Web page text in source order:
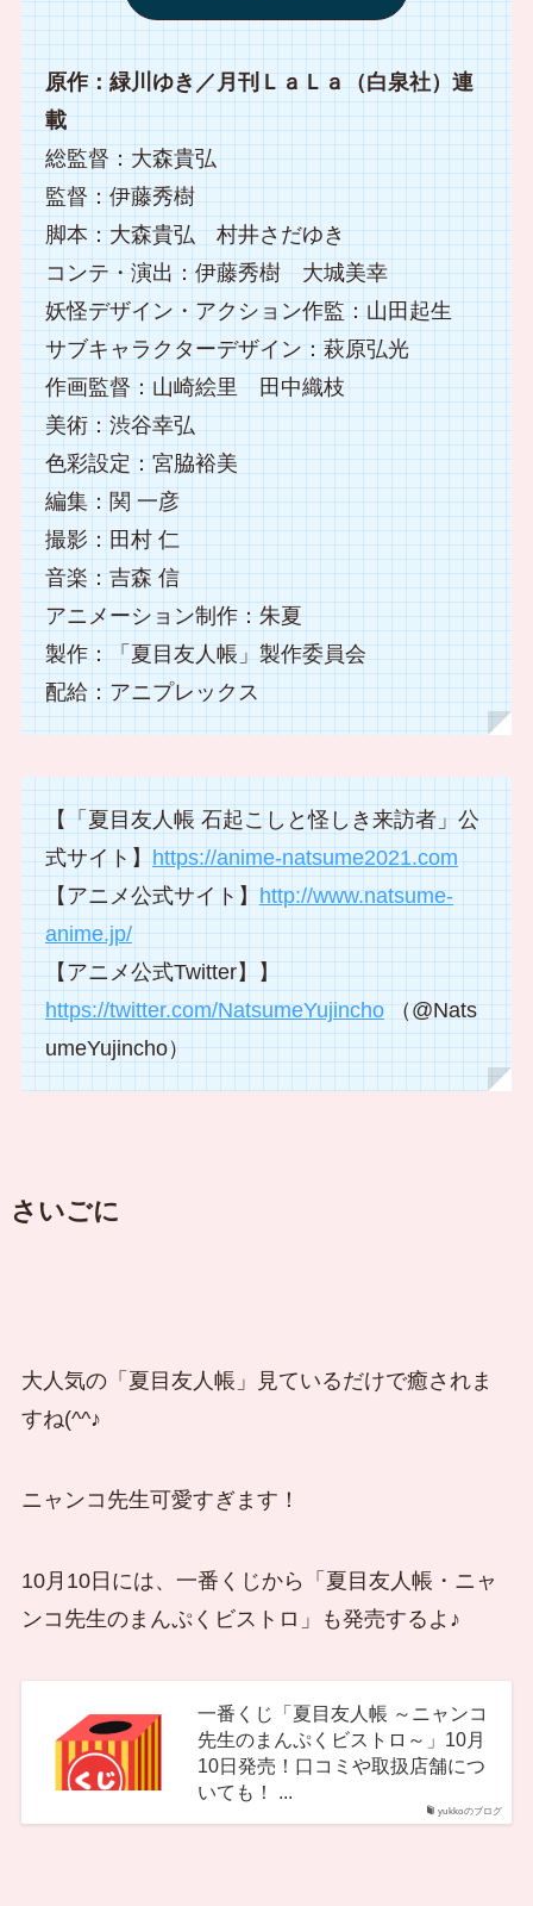
原作：緑川ゆき／月刊ＬａＬａ（白泉社）連
載
総監督：大森貴弘
監督：伊藤秀樹
脚本：大森貴弘 村井さだゆき
コンテ・演出：伊藤秀樹 大城美幸
妖怪デザイン・アクション作監：山田起生
サブキャラクターデザイン：萩原弘光
作画監督：山崎絵里 田中織枝
美術：渋谷幸弘
色彩設定：宮脇裕美
編集：関 一彦
撮影：田村 仁
音楽：吉森 信
アニメーション制作：朱夏
製作：「夏目友人帳」製作委員会
配給：アニプレックス
【「夏目友人帳 石起こしと怪しき来訪者」公
式サイト】https://anime-natsume2021.com
【アニメ公式サイト】http://www.natsume-
anime.jp/
【アニメ公式Twitter】】
https://twitter.com/NatsumeYujincho（@Nats
umeYujincho）
さいごに
大人気の「夏目友人帳」見ているだけで癒されま
すね(^^♪
ニャンコ先生可愛すぎます！
10月10日には、一番くじから「夏目友人帳・ニャ
ンコ先生のまんぷくビストロ」も発売するよ♪
yukkoのブログ
一番くじ「夏目友人帳 ～ニャンコ
先生のまんぷくビストロ～」10月
10日発売！口コミや取扱店舗につ
いても！ ...